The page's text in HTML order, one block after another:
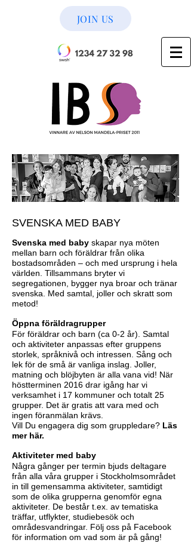
JOIN US
SVENSKA MED BABY
Svenska med baby skapar nya möten
mellan barn och föräldrar från olika
bostadsområden – och med ursprung i hela
världen. Tillsammans bryter vi
segregationen, bygger nya broar och tränar
svenska. Med samtal, joller och skratt som
metod!
Öppna föräldragrupper
För föräldrar och barn (ca 0-2 år). Samtal
och aktiviteter anpassas efter gruppens
storlek, språknivå och intressen. Sång och
lek för de små är vanliga inslag. Joller,
matning och blöjbyten är alla vana vid! När
höstterminen 2016 drar igång har vi
verksamhet i 17 kommuner och totalt 25
grupper. Det är gratis att vara med och
ingen föranmälan krävs.
Vill Du engagera dig som gruppledare? Läs
mer här.
Aktiviteter med baby
Några gånger per termin bjuds deltagare
från alla våra grupper i Stockholmsområdet
in till gemensamma aktiviteter, samtidigt
som de olika grupperna genomför egna
aktiviteter. De består t.ex. av tematiska
träffar, utflykter, studiebesök och
områdesvandringar. Följ oss på Facebook
för information om vad som är på gång!